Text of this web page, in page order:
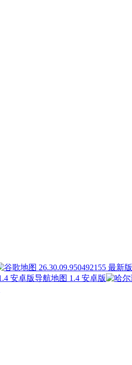
导航地图 1.4 安卓版